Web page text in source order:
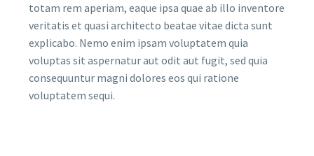
totam rem aperiam, eaque ipsa quae ab illo inventore
veritatis et quasi architecto beatae vitae dicta sunt
explicabo. Nemo enim ipsam voluptatem quia
voluptas sit aspernatur aut odit aut fugit, sed quia
consequuntur magni dolores eos qui ratione
voluptatem sequi.